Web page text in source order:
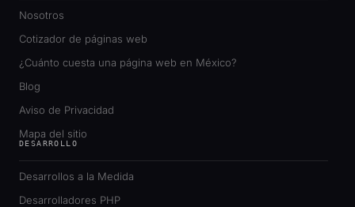
Nosotros
Cotizador de páginas web
¿Cuánto cuesta una página web en México?
Blog
Aviso de Privacidad
Mapa del sitio
DESARROLLO
Desarrollos a la Medida
Desarrolladores PHP